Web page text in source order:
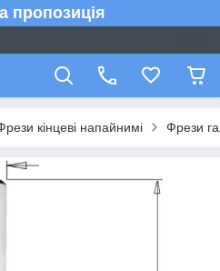
пропозиція
кінцеві напайнимі Фрези